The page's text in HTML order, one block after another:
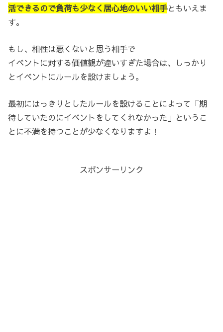
活できるので負荷も少なく居心地のいい相手ともいえま
す。
もし、相性は悪くないと思う相手で
イベントに対する価値観が違いすぎた場合は、しっかり
とイベントにルールを設けましょう。
最初にはっきりとしたルールを設けることによって「期
待していたのにイベントをしてくれなかった」というこ
とに不満を持つことが少なくなりますよ！
スポンサーリンク